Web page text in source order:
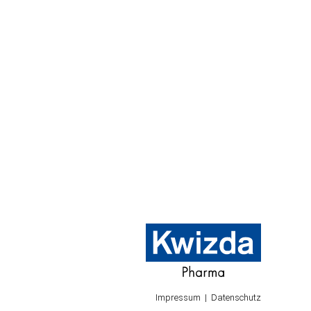
Impressum Datenschutz